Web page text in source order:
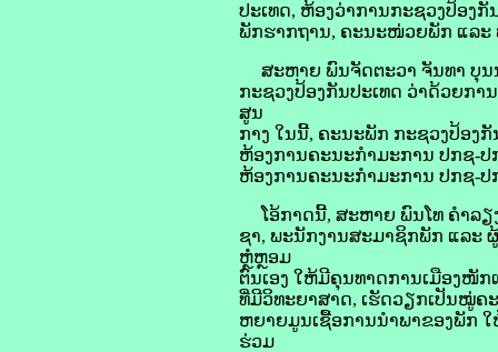
ປະເທດ, ຫ້ອງວ່າການກະຊວງປ້ອງ
ພັກຮາກຖານ, ຄະນະໜ່ວຍພັກ ແລະ
ສະຫາຍ ພົນຈັດຕະວາ ຈັນທາ ບຸນ
ກະຊວງປ້ອງກັນປະເທດ ວ່າດ້ວຍກາ
ສູນ
ກາງ ໃນນີ້, ຄະນະພັກ ກະຊວງປ້ອງ
ຫ້ອງການຄະນະກຳມະການ ປກຊ-ປ
ຫ້ອງການຄະນະກຳມະການ ປກຊ-ປ
ໂອ້ກາດນີ້, ສະຫາຍ ພົນໂທ ຄຳລຽ
ຊາ, ພະນັກງານສະມາຊິກພັກ ແລະ
ຫຼໍ່ຫຼອມ
ຕົນເອງ ໃຫ້ມີຄຸນທາດການເມືອງໜັ
ທີ່ມີວິທະຍາສາດ, ເຮັດວຽກເປັນໝູ່ຄ
ຫຍາຍມູນເຊື້ອການນໍາພາຂອງພັກ
ຮ່ວມ